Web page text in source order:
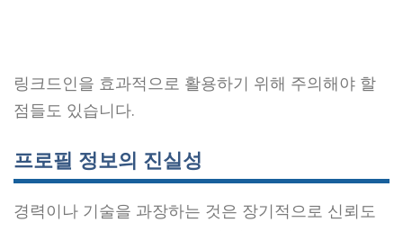
링크드인을 효과적으로 활용하기 위해 주의해야 할
점들도 있습니다.
프로필 정보의 진실성
경력이나 기술을 과장하는 것은 장기적으로 신뢰도